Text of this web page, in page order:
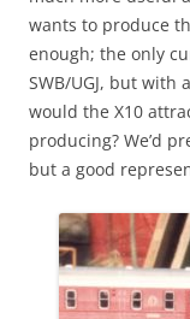
wants to produce
enough; the only
SWB/UGJ, but with
would the X10
producing? We’d
but a good